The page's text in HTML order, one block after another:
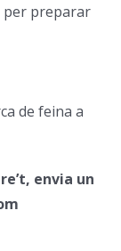
per preparar
de feina a
envia un